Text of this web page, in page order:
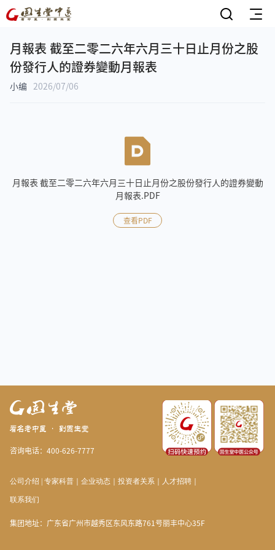
月報表 截至二零二六年六月三十日止月份之股
份發行人的證券變動月報表
小编 2026/07/06
月報表 截至二零二六年六月三十日止月份之股份發行人的證券變動
月報表.PDF
查看PDF
咨询电话：400-626-7777
公司介绍 专家科普 企业动态 投资者关系 人才招聘
联系我们
集团地址：广东省广州市越秀区东风东路761号丽丰中心35F